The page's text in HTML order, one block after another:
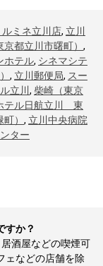
ミネ立川店, 立川
都立川市曙町） ,
ホテル, シネマシテ
, 立川郵便局, スー
立川 , 柴崎（東京
テル日航立川 東
） , 立川中央病院
ター
すか？
酒屋などの喫煙可
ェなどの店舗を除